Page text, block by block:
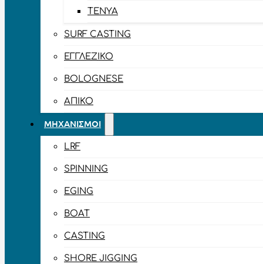
TENYA
SURF CASTING
ΕΓΓΛΈΖΙΚΟ
BOLOGNESE
ΑΠΊΚΟ
ΜΗΧΑΝΙΣΜΟΊ
LRF
SPINNING
EGING
BOAT
CASTING
SHORE JIGGING